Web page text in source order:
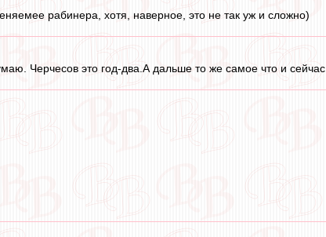
рабинера, хотя, наверное, это не так уж и сложно)
Черчесов это год-два.А дальше то же самое что и сейчас.